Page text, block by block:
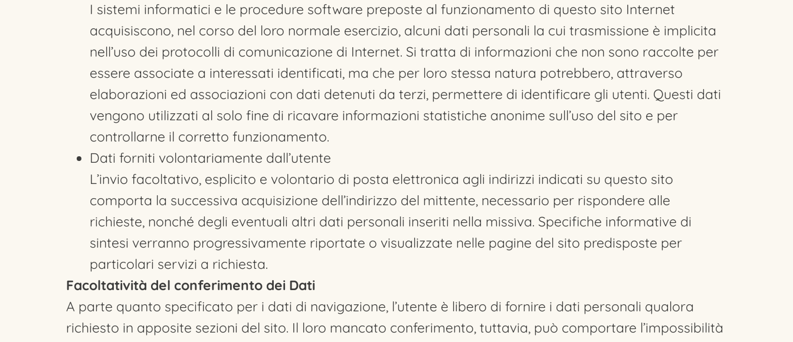
I sistemi informatici e le procedure software preposte al funzionamento di questo sito Internet
acquisiscono, nel corso del loro normale esercizio, alcuni dati personali la cui trasmissione è implicita
nell’uso dei protocolli di comunicazione di Internet. Si tratta di informazioni che non sono raccolte per
essere associate a interessati identificati, ma che per loro stessa natura potrebbero, attraverso
elaborazioni ed associazioni con dati detenuti da terzi, permettere di identificare gli utenti. Questi dati
vengono utilizzati al solo fine di ricavare informazioni statistiche anonime sull’uso del sito e per
controllarne il corretto funzionamento.
Dati forniti volontariamente dall’utente
L’invio facoltativo, esplicito e volontario di posta elettronica agli indirizzi indicati su questo sito
comporta la successiva acquisizione dell’indirizzo del mittente, necessario per rispondere alle
richieste, nonché degli eventuali altri dati personali inseriti nella missiva. Specifiche informative di
sintesi verranno progressivamente riportate o visualizzate nelle pagine del sito predisposte per
particolari servizi a richiesta.
Facoltatività del conferimento dei Dati
A parte quanto specificato per i dati di navigazione, l’utente è libero di fornire i dati personali qualora
richiesto in apposite sezioni del sito. Il loro mancato conferimento, tuttavia, può comportare l’impossibilità